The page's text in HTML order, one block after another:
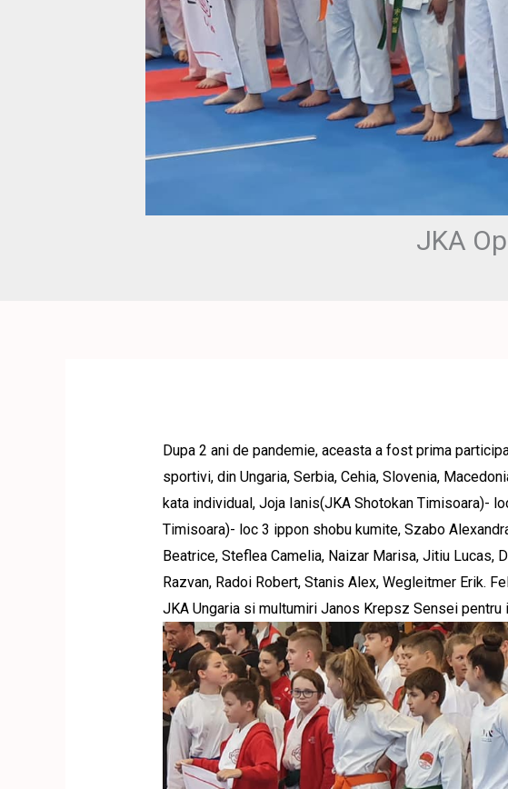
JKA
Dupa 2 ani de pandemie, aceasta a fost prima
sportivi, din Ungaria, Serbia, Cehia, Slovenia,
kata individual, Joja Ianis(JKA Shotokan Timisoara)-
Timisoara)- loc 3 ippon shobu kumite, Szabo
Beatrice, Steflea Camelia, Naizar Marisa, Jitiu Lucas,
Razvan, Radoi Robert, Stanis Alex, Wegleitmer Erik.
JKA Ungaria si multumiri Janos Krepsz Sensei